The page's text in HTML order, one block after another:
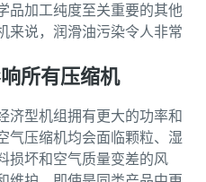
气力输送流程的信息
品加工纯度至关重要的其他
来说，润滑油污染令人非常
所有压缩机
济型机组拥有更大的功率和
气压缩机均会面临颗粒、湿
损坏和空气质量变差的风